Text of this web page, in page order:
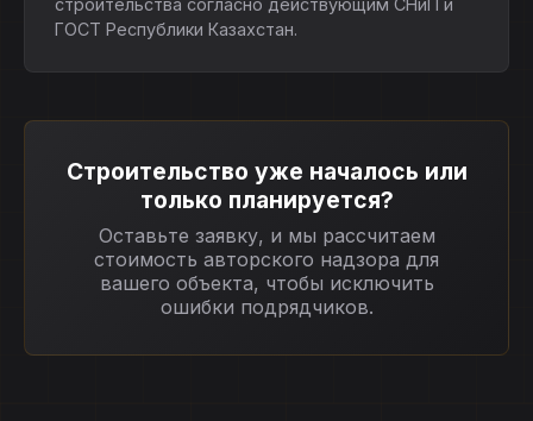
ГОСТ Республики Казахстан.
Строительство уже началось или
только планируется?
Оставьте заявку, и мы рассчитаем
стоимость авторского надзора для
вашего объекта, чтобы исключить
ошибки подрядчиков.